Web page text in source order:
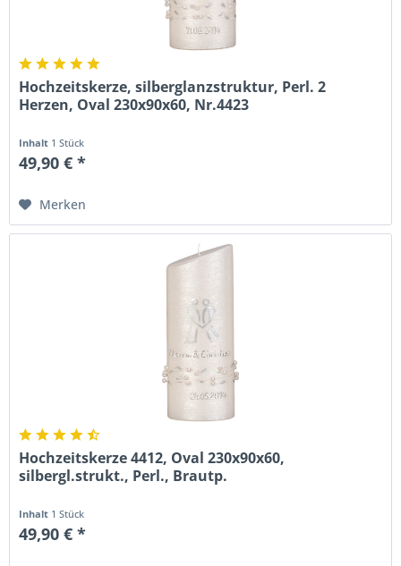
Hochzeitskerze, silberglanzstruktur, Perl. 2
Herzen, Oval 230x90x60, Nr.4423
Inhalt 1 Stück
49,90 € *
Merken
Hochzeitskerze 4412, Oval 230x90x60,
silbergl.strukt., Perl., Brautp.
Inhalt 1 Stück
49,90 € *